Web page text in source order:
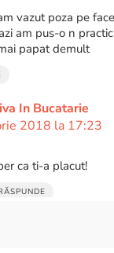
vazut poza pe
am pus-o n
papat demult
In Bucatarie
2018 la 17:23
ca ti-a placut!